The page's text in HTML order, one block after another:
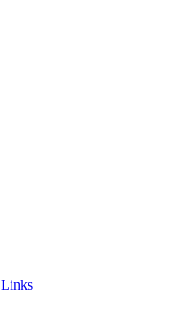
Links